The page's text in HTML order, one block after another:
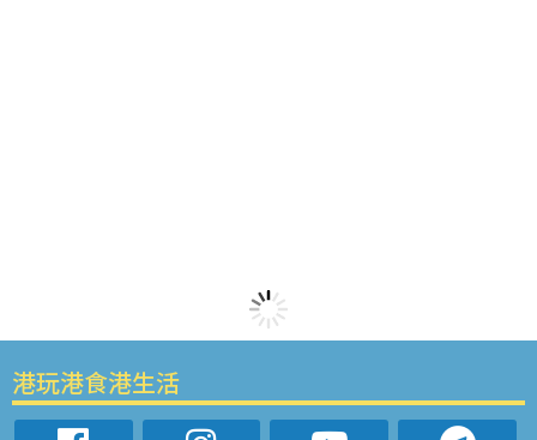
港玩港食港生活